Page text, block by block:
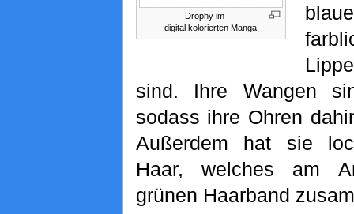
Drophy im
digital kolorierten Manga
sind. Ihre Wangen
sodass ihre Ohren
Außerdem hat sie
Haar, welches am
grünen Haarband